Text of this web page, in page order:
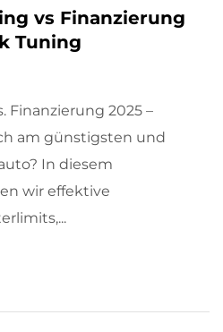
vs Finanzierung
Tuning
Finanzierung 2025 –
am günstigsten und
In diesem
wir effektive